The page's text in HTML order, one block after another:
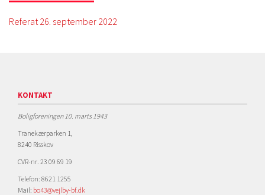
Referat 26. september 2022
KONTAKT
Boligforeningen 10. marts 1943
Tranekærparken 1,
8240 Risskov
CVR-nr. 23 09 69 19
Telefon: 8621 1255
Mail: bo43@vejlby-bf.dk